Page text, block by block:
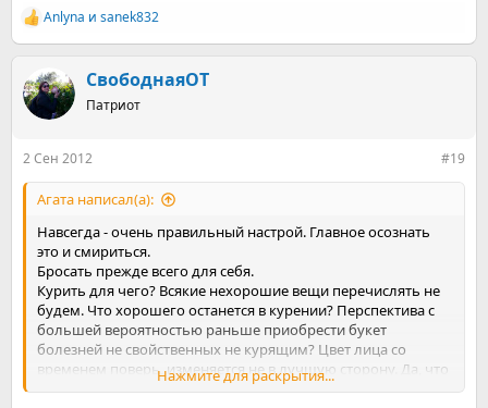
Р
е
к
ц
и
Anlyna и sanek832
СвободнаяОТ
Патриот
2 Сен 2012 #19
Агата написал(а):
Навсегда - очень правильный настрой. Главное осознать
это и смириться.
Бросать прежде всего для себя.
Курить для чего? Всякие нехорошие вещи перечислять не
будем. Что хорошего останется в курении? Перспектива с
большей вероятностью раньше приобрести букет
болезней не свойственных не курящим? Цвет лица со
временем поверь, изменяется не в лучшую сторону. Да, что
говорить: бросал, значит, что-то для себя понял
.
Нажмите для раскрытия...